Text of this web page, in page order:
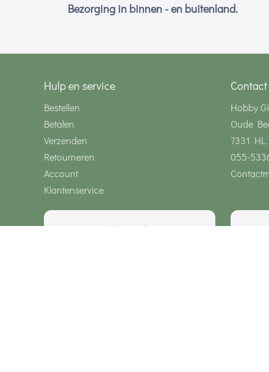
Bezorging in binnen - en buitenland.
Hulp en service
Bestellen
Betalen
Verzenden
Retourneren
Account
Klantenservice
Hobby
Oude
7331 HL
055-
Wij zijn bereikbaar via